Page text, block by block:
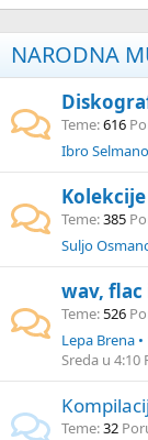
NARODNA
Teme 616
Ibro
Teme 385
Suljo
wav,
Teme 526
Sreda u 4:10
Teme 32